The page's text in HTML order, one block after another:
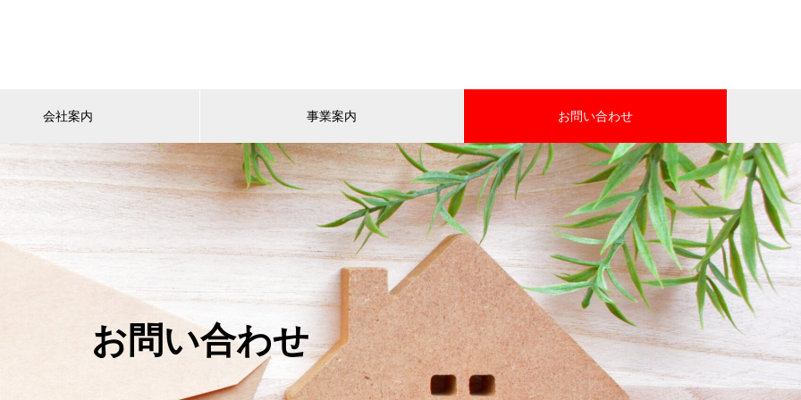
会社案内 事業案内 お問い合わせ
お問い合わせ